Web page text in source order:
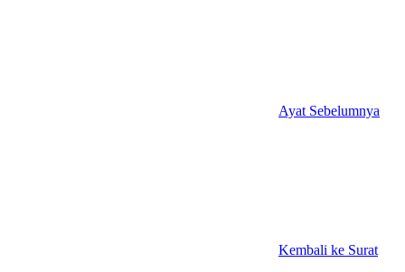
Ayat Sebelumnya
Kembali ke Surat